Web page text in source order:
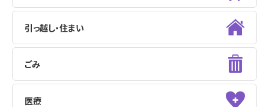
引っ越し・住まい
ごみ
医療